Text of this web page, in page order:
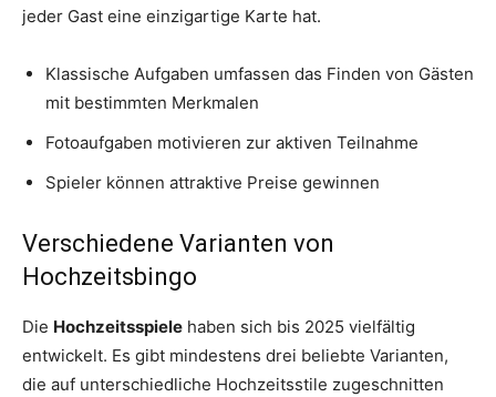
jeder Gast eine einzigartige Karte hat.
Klassische Aufgaben umfassen das Finden von Gästen
mit bestimmten Merkmalen
Fotoaufgaben motivieren zur aktiven Teilnahme
Spieler können attraktive Preise gewinnen
Verschiedene Varianten von
Hochzeitsbingo
Die Hochzeitsspiele haben sich bis 2025 vielfältig
entwickelt. Es gibt mindestens drei beliebte Varianten,
die auf unterschiedliche Hochzeitsstile zugeschnitten